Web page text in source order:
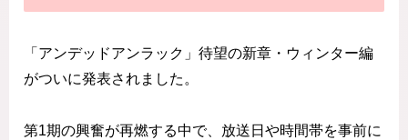
「アンデッドアンラック」待望の新章・ウィンター編
がついに発表されました。
第1期の興奮が再燃する中で、放送日や時間帯を事前に